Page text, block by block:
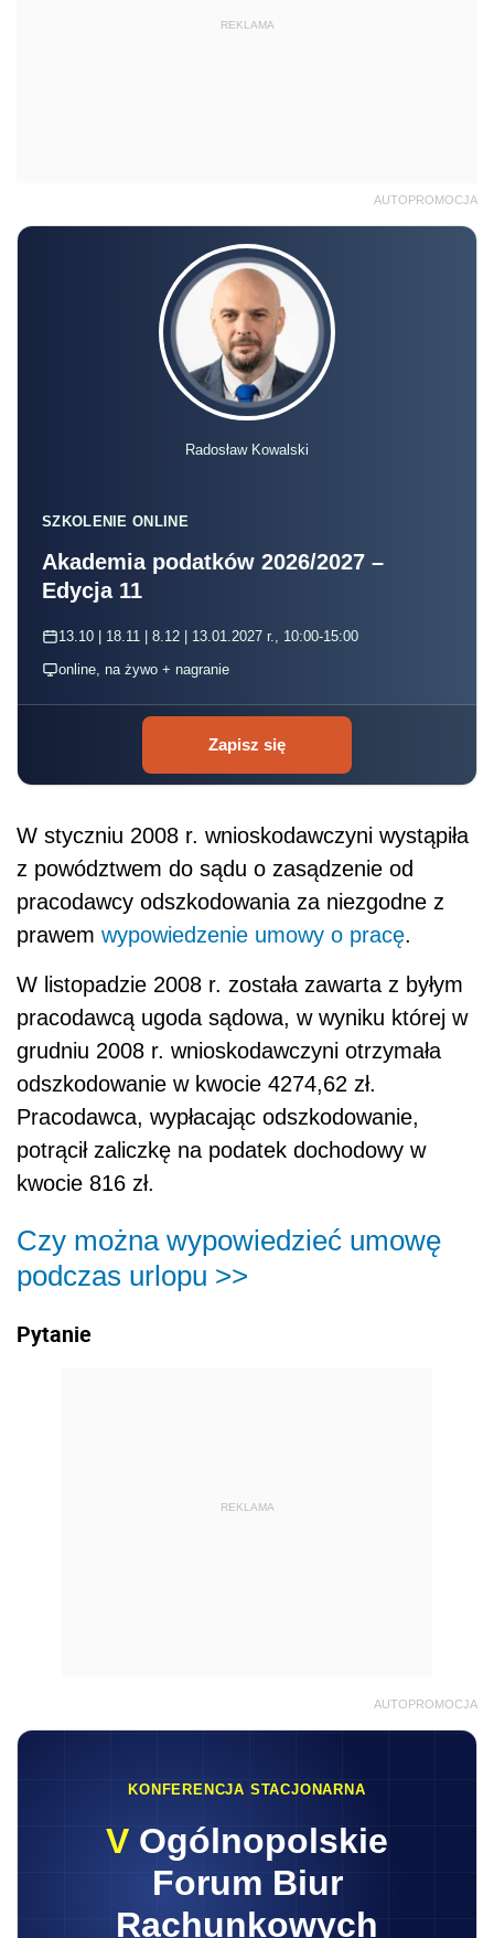
REKLAMA
AUTOPROMOCJA
Radosław Kowalski
SZKOLENIE ONLINE
Akademia podatków 2026/2027 –
Edycja 11
13.10 | 18.11 | 8.12 | 13.01.2027 r., 10:00-15:00
online, na żywo + nagranie
Zapisz się
W styczniu 2008 r. wnioskodawczyni wystąpiła
z powództwem do sądu o zasądzenie od
pracodawcy odszkodowania za niezgodne z
prawem wypowiedzenie umowy o pracę.
W listopadzie 2008 r. została zawarta z byłym
pracodawcą ugoda sądowa, w wyniku której w
grudniu 2008 r. wnioskodawczyni otrzymała
odszkodowanie w kwocie 4274,62 zł.
Pracodawca, wypłacając odszkodowanie,
potrącił zaliczkę na podatek dochodowy w
kwocie 816 zł.
Czy można wypowiedzieć umowę
podczas urlopu >>
Pytanie
REKLAMA
AUTOPROMOCJA
KONFERENCJA STACJONARNA
V Ogólnopolskie
Forum Biur
Rachunkowych